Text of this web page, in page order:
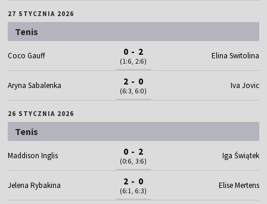
27 STYCZNIA 2026
Tenis
Coco Gauff 0 - 2
(1:6, 2:6)
Elina Switolina
Aryna Sabalenka 2 - 0
(6:3, 6:0)
Iva Jovic
26 STYCZNIA 2026
Tenis
Maddison Inglis 0 - 2
(0:6, 3:6)
Iga Świątek
Jelena Rybakina 2 - 0
(6:1, 6:3)
Elise Mertens